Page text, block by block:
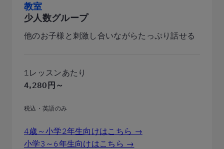
教室
少人数グループ
他のお子様と刺激し合いながらたっぷり話せる
1レッスンあたり
4,280円～
税込・英語のみ
4歳～小学2年生向けはこちら →
小学3～6年生向けはこちら →